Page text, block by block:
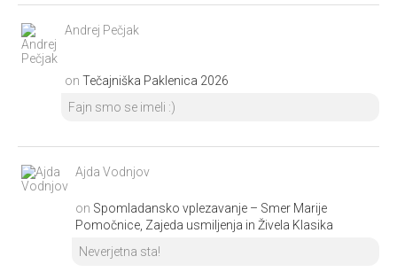
Andrej Pečjak
on Tečajniška Paklenica 2026
Fajn smo se imeli :)
Ajda Vodnjov
on Spomladansko vplezavanje – Smer Marije
Pomočnice, Zajeda usmiljenja in Živela Klasika
Neverjetna sta!